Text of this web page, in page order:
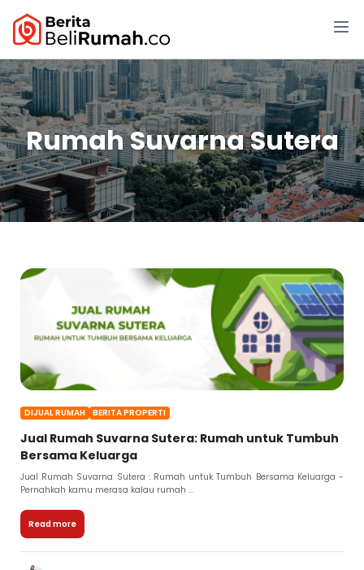
Rumah Suvarna Sutera
DIJUAL RUMAH BERITA PROPERTI
Jual Rumah Suvarna Sutera: Rumah untuk Tumbuh
Bersama Keluarga
Jual Rumah Suvarna Sutera : Rumah untuk Tumbuh Bersama Keluarga -
Pernahkah kamu merasa kalau rumah ...
Read more